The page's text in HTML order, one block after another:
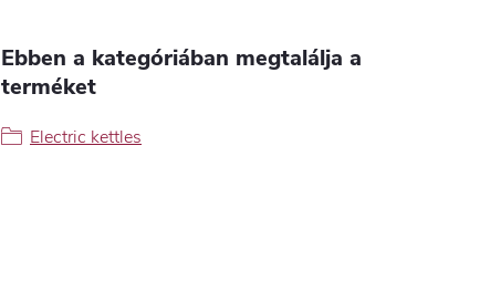
Ebben a kategóriában megtalálja a
terméket
Electric kettles